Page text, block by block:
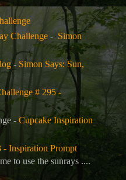
Challenge- Simon
- Simon Says: Sun,
# 295 -
-Cupcake Inspiration
Inspiration Prompt
to use the sunrays ....